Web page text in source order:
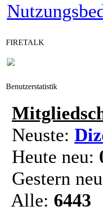
FIRETALK
Benutzerstatistik
Neuste:
Heute neu:
Gestern
Alle: 6443